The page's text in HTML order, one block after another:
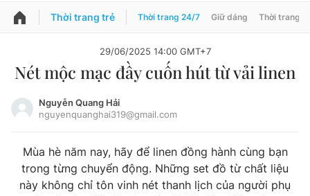
PODCAST QUẢNG CÁO
Chuyên mục
Chuyên mục khác
Chào ngày mới Tin 24h
Thông tin tài khoản
Đổi mật khẩu
Tin đã xem
Thời trang trẻ Thời trang 24/7 Giữ dáng Thời trang
29/06/2025 14:00 GMT+7
Nét mộc mạc đầy cuốn hút từ vải linen
Nguyễn Quang Hải
nguyenquanghai319@gmail.com
Mùa hè năm nay, hãy để linen đồng hành cùng bạn
trong từng chuyển động. Những set đồ từ chất liệu
này không chỉ tôn vinh nét thanh lịch của người phụ